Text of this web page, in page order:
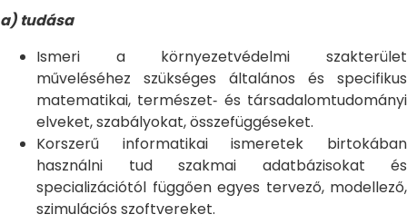
a) tudása
Ismeri a környezetvédelmi szakterület
műveléséhez szükséges általános és specifikus
matematikai, természet‐ és társadalomtudományi
elveket, szabályokat, összefüggéseket.
Korszerű informatikai ismeretek birtokában
használni tud szakmai adatbázisokat és
specializációtól függően egyes tervező, modellező,
szimulációs szoftvereket.